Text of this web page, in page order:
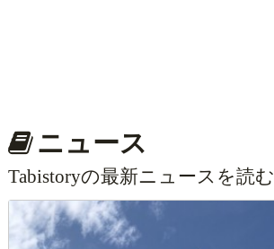
ニュース
Tabistoryの最新ニュースを読む